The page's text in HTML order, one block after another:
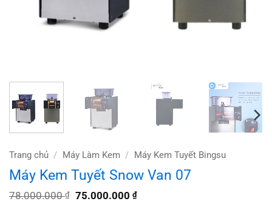
Trang chủ / Máy Làm Kem / Máy Kem Tuyết Bingsu
Máy Kem Tuyết Snow Van 07
78.000.000₫ Giá
75.000.000₫Giá